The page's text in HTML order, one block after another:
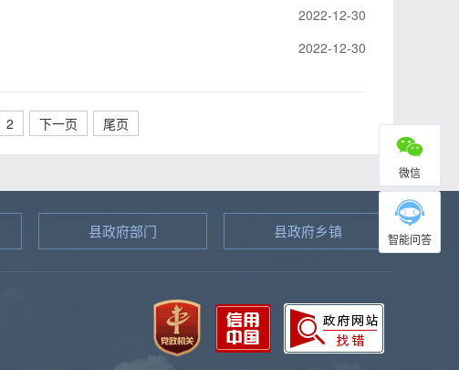
2022-12-30
2022-12-30
2 下一页 尾页
微信
智能问答
县政府部门 县政府乡镇